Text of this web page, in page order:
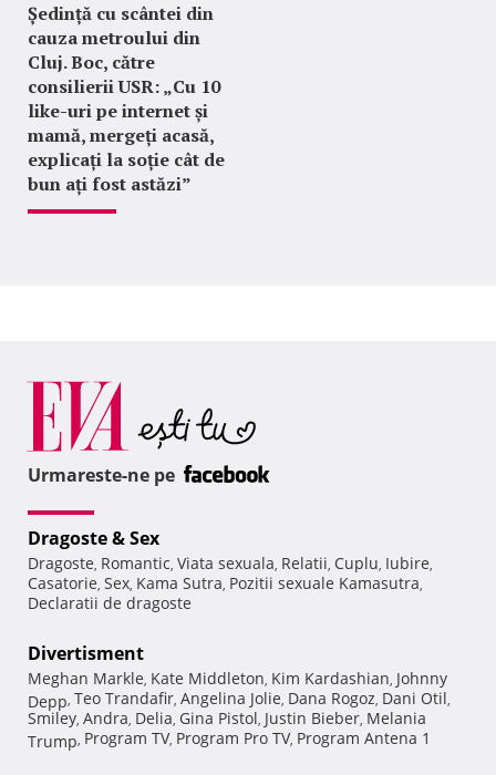
Ședință cu scântei din
cauza metroului din
Cluj. Boc, către
consilierii USR: „Cu 10
like-uri pe internet și
mamă, mergeți acasă,
explicați la soție cât de
bun ați fost astăzi”
Urmareste-ne pe
Dragoste & Sex
Dragoste, Romantic, Viata sexuala, Relatii, Cuplu, Iubire,
Casatorie, Sex, Kama Sutra, Pozitii sexuale Kamasutra,
Declaratii de dragoste
Divertisment
Meghan Markle, Kate Middleton, Kim Kardashian, Johnny
Depp, Teo Trandafir, Angelina Jolie, Dana Rogoz, Dani Otil,
Smiley, Andra, Delia, Gina Pistol, Justin Bieber, Melania
Trump, Program TV, Program Pro TV, Program Antena 1